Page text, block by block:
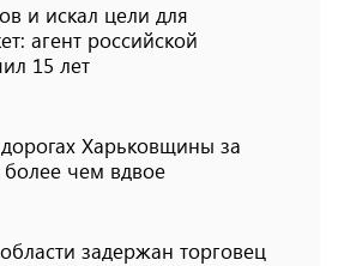
и искал цели для
агент российской
15 лет
Харьковщины за
чем вдвое
задержан торговец